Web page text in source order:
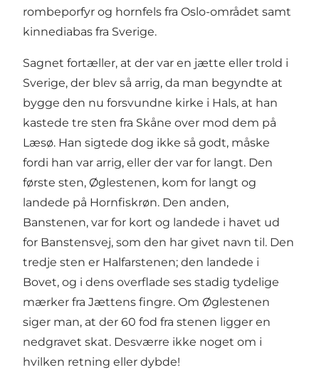
rombeporfyr og hornfels fra Oslo-området samt
kinnediabas fra Sverige.
Sagnet fortæller, at der var en jætte eller trold i
Sverige, der blev så arrig, da man begyndte at
bygge den nu forsvundne kirke i Hals, at han
kastede tre sten fra Skåne over mod dem på
Læsø. Han sigtede dog ikke så godt, måske
fordi han var arrig, eller der var for langt. Den
første sten, Øglestenen, kom for langt og
landede på Hornfiskrøn. Den anden,
Banstenen, var for kort og landede i havet ud
for Banstensvej, som den har givet navn til. Den
tredje sten er Halfarstenen; den landede i
Bovet, og i dens overflade ses stadig tydelige
mærker fra Jættens fingre. Om Øglestenen
siger man, at der 60 fod fra stenen ligger en
nedgravet skat. Desværre ikke noget om i
hvilken retning eller dybde!